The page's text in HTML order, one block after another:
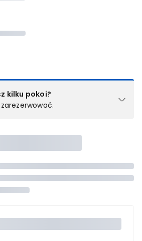
kilku pokoi?
willi itd.). Wybierz jedną z ofert z listy
rezerwacje dla każdego
się z nami,by złożyć
doradcy.
pokoju.